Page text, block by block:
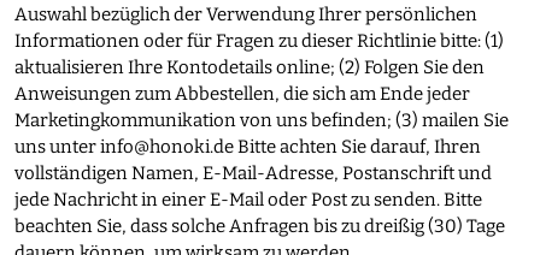
Auswahl bezüglich der Verwendung Ihrer persönlichen
Informationen oder für Fragen zu dieser Richtlinie bitte: (1)
aktualisieren Ihre Kontodetails online; (2) Folgen Sie den
Anweisungen zum Abbestellen, die sich am Ende jeder
Marketingkommunikation von uns befinden; (3) mailen Sie
uns unterinfo@honoki.deBitte achten Sie darauf, Ihren
vollständigen Namen, E-Mail-Adresse, Postanschrift und
jede Nachricht in einer E-Mail oder Post zu senden. Bitte
beachten Sie, dass solche Anfragen bis zu dreißig (30) Tage